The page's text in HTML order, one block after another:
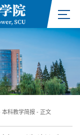
本科教学简报 - 正文